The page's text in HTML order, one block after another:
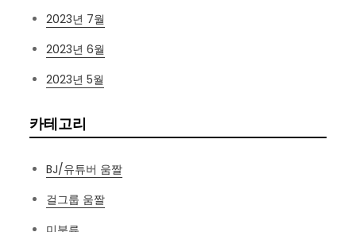
2023년 7월
2023년 6월
2023년 5월
카테고리
BJ/유튜버 움짤
걸그룹 움짤